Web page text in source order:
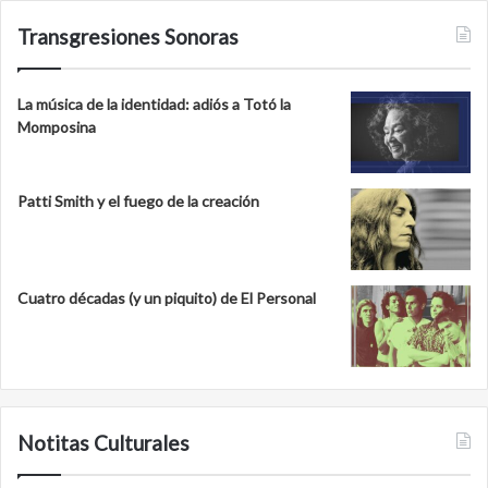
Transgresiones Sonoras
La música de la identidad: adiós a Totó la
Momposina
Patti Smith y el fuego de la creación
Cuatro décadas (y un piquito) de El Personal
Notitas Culturales